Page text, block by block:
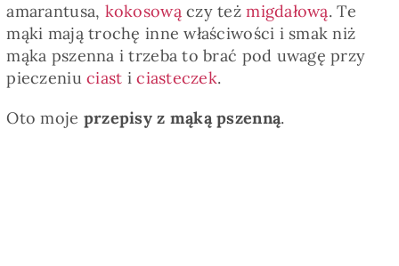
amarantusa, kokosową czy teżmigdałową. Te
mąki mają trochę inne właściwości i smak niż
mąka pszenna i trzeba to brać pod uwagę przy
pieczeniuciast iciasteczek.
Oto moje przepisy z mąką pszenną.